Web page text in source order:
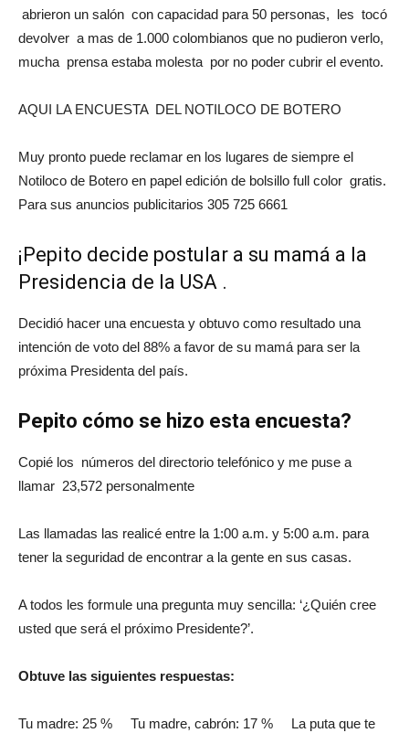
abrieron un salón con capacidad para 50 personas, les tocó
devolver a mas de 1.000 colombianos que no pudieron verlo,
mucha prensa estaba molesta por no poder cubrir el evento.
AQUI LA ENCUESTA DEL NOTILOCO DE BOTERO
Muy pronto puede reclamar en los lugares de siempre el
Notiloco de Botero en papel edición de bolsillo full color gratis.
Para sus anuncios publicitarios 305 725 6661
¡Pepito decide postular a su mamá a la
Presidencia de la USA .
Decidió hacer una encuesta y obtuvo como resultado una
intención de voto del 88% a favor de su mamá para ser la
próxima Presidenta del país.
Pepito cómo se hizo esta encuesta?
Copié los números del directorio telefónico y me puse a
llamar 23,572 personalmente
Las llamadas las realicé entre la 1:00 a.m. y 5:00 a.m. para
tener la seguridad de encontrar a la gente en sus casas.
A todos les formule una pregunta muy sencilla: ‘¿Quién cree
usted que será el próximo Presidente?’.
Obtuve las siguientes respuestas:
Tu madre: 25 % Tu madre, cabrón: 17 % La puta que te